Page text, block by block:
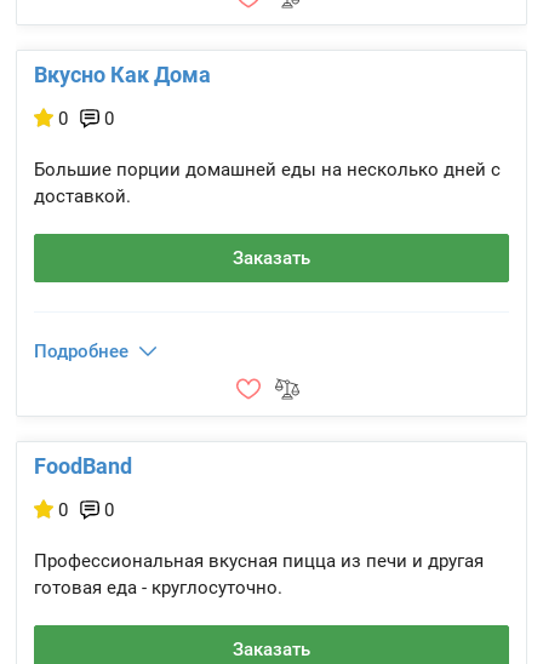
Вкусно Как Дома
0 0
Большие порции домашней еды на несколько дней с
доставкой.
Заказать
Подробнее
FoodBand
0 0
Профессиональная вкусная пицца из печи и другая
готовая еда - круглосуточно.
Заказать